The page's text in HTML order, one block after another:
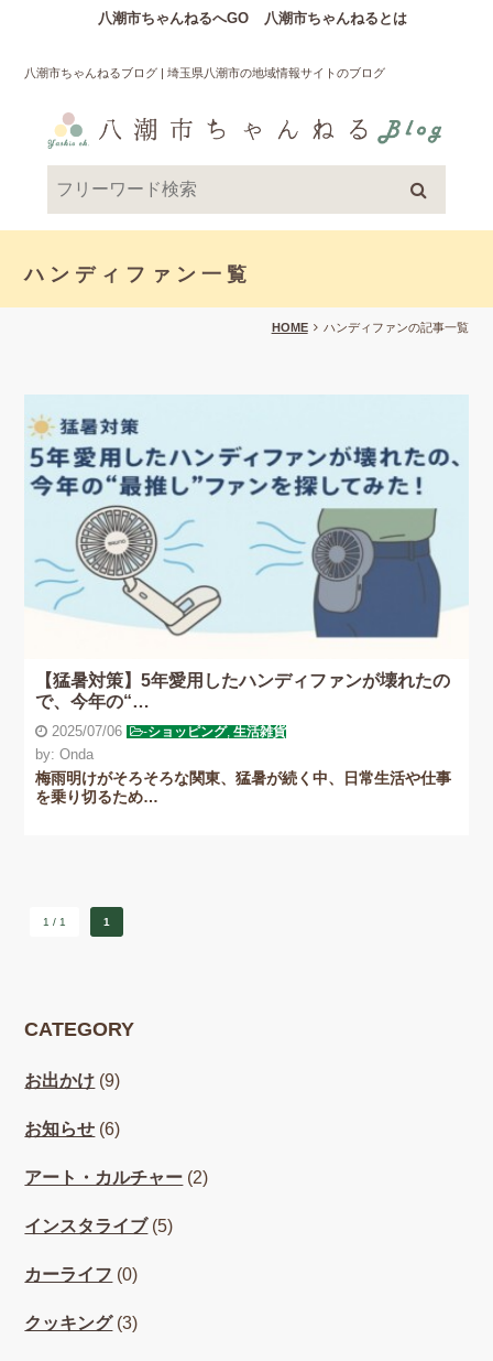
八潮市ちゃんねるへGO 八潮市ちゃんねるとは
八潮市ちゃんねるブログ | 埼玉県八潮市の地域情報サイトのブログ
ハンディファン一覧
HOME ハンディファンの記事一覧
【猛暑対策】5年愛用したハンディファンが壊れたの
で、今年の“…
2025/07/06 -ショッピング ,生活雑貨
by: Onda
梅雨明けがそろそろな関東、猛暑が続く中、日常生活や仕事
を乗り切るため…
1 / 1 1
CATEGORY
お出かけ (9)
お知らせ (6)
アート・カルチャー (2)
インスタライブ(5)
カーライフ (0)
クッキング(3)